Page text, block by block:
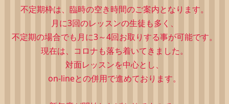
不定期枠は、 臨時の空き時間のご案内となります。
月に3回のレッスンの生徒も多く、
不定期の場合でも月に3～4回お取りする事が可能です。
現在は、コロナも落ち着いてきました。
対面レッスンを中心とし、
on-lineとの併用で進めております。